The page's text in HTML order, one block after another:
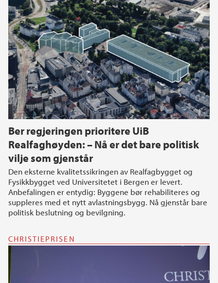
Ber regjeringen prioritere UiB
Realfaghøyden: – Nå er det bare politisk
vilje som gjenstår
Den eksterne kvalitetssikringen av Realfagbygget og
Fysikkbygget ved Universitetet i Bergen er levert.
Anbefalingen er entydig: Byggene bør rehabiliteres og
suppleres med et nytt avlastningsbygg. Nå gjenstår bare
politisk beslutning og bevilgning.
CHRISTIEPRISEN